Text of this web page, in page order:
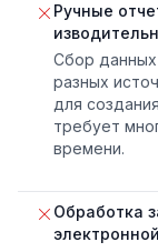
Ручные
Сбор данных
разных
для
требует
времени.
Обработка